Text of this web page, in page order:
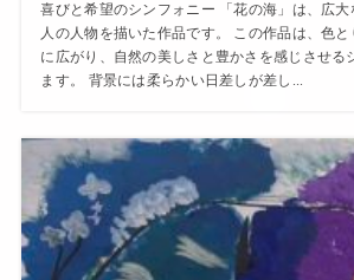
喜びと希望のシンフォニー 「花の海」は、広
人の人物を描いた作品です。 この作品は、色
に広がり、自然の美しさと豊かさを感じさせる
ます。 背景には柔らかい日差しが差し...